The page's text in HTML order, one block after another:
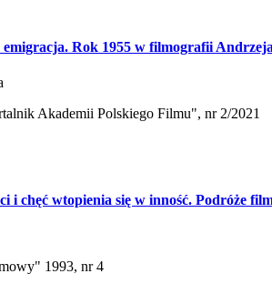
Rok 1955 w filmografii
Akademii Polskiego Filmu", nr 2/2021
i chęć wtopienia się w inność. Podróże
1993, nr 4